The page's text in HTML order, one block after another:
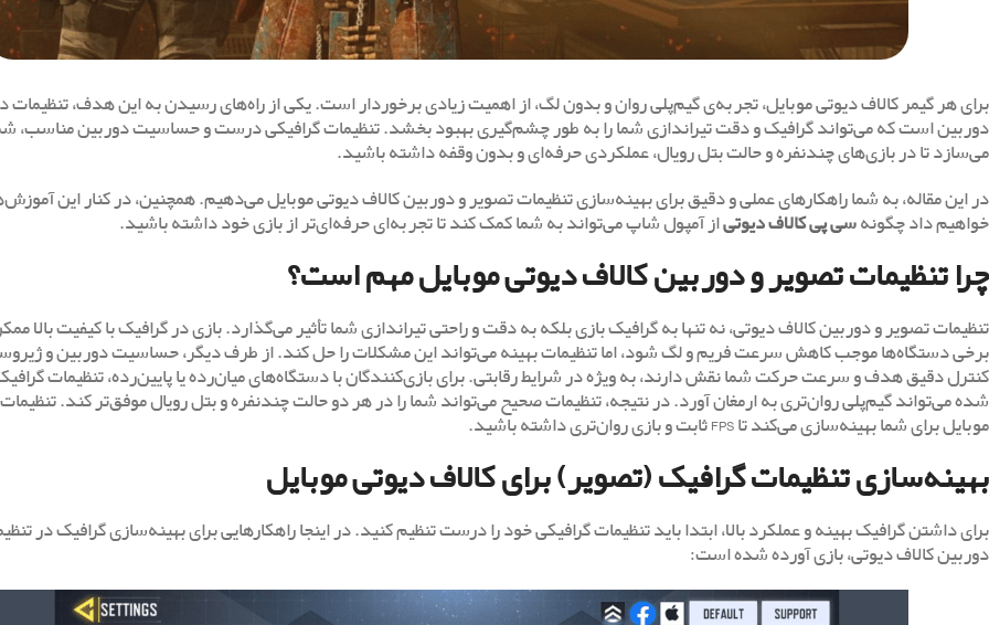
برای هر گیمر کالاف دیوتی موبایل، تجربه‌ی گیم‌پلی روان و بدون لگ، از اهمیت زیادی برخوردار است. یکی از راه‌های رسیدن به این هدف، تنظیمات
دوربین است که می‌تواند گرافیک و دقت تیراندازی شما را به طور چشم‌گیری بهبود بخشد. تنظیمات گرافیکی درست و حساسیت دوربین مناسب،
می‌سازد تا در بازی‌های چندنفره و حالت بتل رویال، عملکردی حرفه‌ای و بدون وقفه داشته باشید.
در این مقاله، به شما راهکارهای عملی و دقیق برای بهینه‌سازی تنظیمات تصویر و دوربین کالاف دیوتی موبایل می‌دهیم. همچنین، در کنار این
خواهیم داد چگونهسی پی کالاف دیوتیاز آمپول شاپ می‌تواند به شما کمک کند تا تجربه‌ای حرفه‌ای‌تر از بازی خود داشته باشید.
چرا تنظیمات تصویر و دوربین کالاف دیوتی موبایل مهم است؟
تنظیمات تصویر و دوربین کالاف دیوتی، نه تنها به گرافیک بازی بلکه به دقت و راحتی تیراندازی شما تأثیر می‌گذارد. بازی در گرافیک با کیفیت بالا
برخی دستگاه‌ها موجب کاهش سرعت فریم و لگ شود، اما تنظیمات بهینه می‌تواند این مشکلات را حل کند. از طرف دیگر، حساسیت دوربین و
کنترل دقیق هدف و سرعت حرکت شما نقش دارند، به ویژه در شرایط رقابتی. برای بازی‌کنندگان با دستگاه‌های میان‌رده یا پایین‌رده، تنظیمات
شده می‌تواند گیم‌پلی روان‌تری به ارمغان آورد. در نتیجه، تنظیمات صحیح می‌تواند شما را در هر دو حالت چندنفره و بتل رویال موفق‌تر کند.
موبایل برای شما بهینه‌سازی می‌کند تا FPS ثابت و بازی روان‌تری داشته باشید.
بهینه‌سازی تنظیمات گرافیک (تصویر) برای کالاف دیوتی موبایل
برای داشتن گرافیک بهینه و عملکرد بالا، ابتدا باید تنظیمات گرافیکی خود را درست تنظیم کنید. در اینجا راهکارهایی برای بهینه‌سازی گرافیک در
دوربین کالاف دیوتی، بازی آورده شده است: